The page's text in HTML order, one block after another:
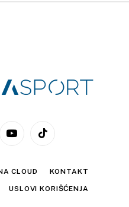
YouTubeTikTok
CLOUD KONTAKT
USLOVI KORIŠĆENJA